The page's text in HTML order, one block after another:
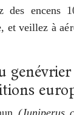
des encens
et veillez à
(Juniperus